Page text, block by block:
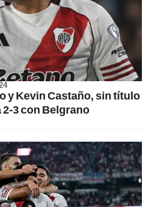
y Kevin Castaño, sin título
3 con Belgrano